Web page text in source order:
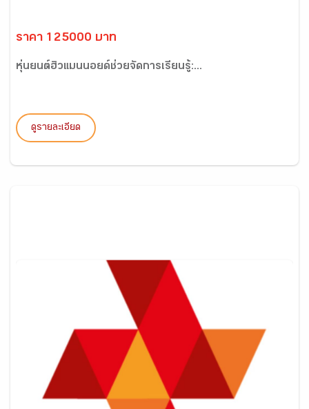
ราคา 125000 บาท
หุ่นยนต์ฮิวแมนนอยด์ช่วยจัดการเรียนรู้:...
ดูรายละเอียด